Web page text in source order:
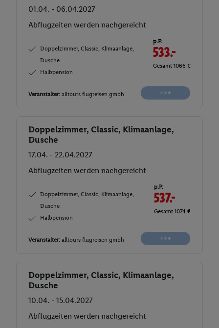
01.04. - 06.04.2027
Abflugzeiten werden nachgereicht
Doppelzimmer, Classic, Klimaanlage,
Dusche
Halbpension
p.P.
533.-
Gesamt 1066 €
Veranstalter: alltours flugreisen gmbh
Buchen
Doppelzimmer, Classic, Klimaanlage,
Dusche
17.04. - 22.04.2027
Abflugzeiten werden nachgereicht
Doppelzimmer, Classic, Klimaanlage,
Dusche
Halbpension
p.P.
537.-
Gesamt 1074 €
Veranstalter: alltours flugreisen gmbh
Buchen
Doppelzimmer, Classic, Klimaanlage,
Dusche
10.04. - 15.04.2027
Abflugzeiten werden nachgereicht